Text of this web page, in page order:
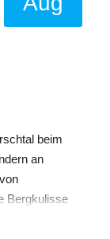
beim
an
Bergkulisse
in der